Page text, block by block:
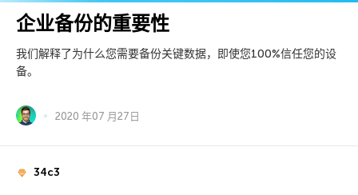
企业备份的重要性
我们解释了为什么您需要备份关键数据，即使您100%信任您的设
备。
2020 年07 月27日
34c3